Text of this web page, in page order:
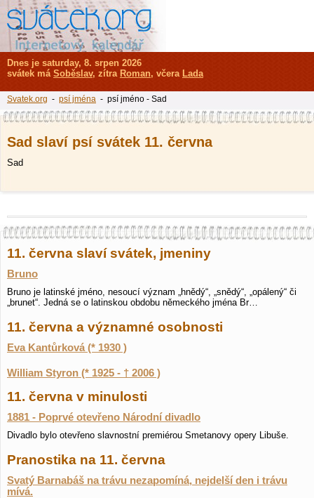
Sad slaví psí svátek 11. června
Sad
11. června slaví svátek, jmeniny
Bruno
Bruno je latinské jméno, nesoucí význam „hnědý“, „snědý“, „opálený“ či
„brunet“. Jedná se o latinskou obdobu německého jména Br…
11. června a významné osobnosti
Eva Kantůrková (* 1930 )
William Styron (* 1925 - † 2006 )
11. června v minulosti
1881 - Poprvé otevřeno Národní divadlo
Divadlo bylo otevřeno slavnostní premiérou Smetanovy opery Libuše.
Pranostika na 11. června
Svatý Barnabáš na trávu nezapomíná, nejdelší den i trávu
mívá.
Dnes je saturday, 8. srpen 2026
svátek má Soběslav, zítra Roman, včera Lada
Svatek.org - psí jména - psí jméno - Sad